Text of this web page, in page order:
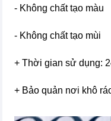
- Không chất tạo màu
- Không chất tạo mùi
+ Thời gian sử dụng:
+ Bảo quản nơi khô